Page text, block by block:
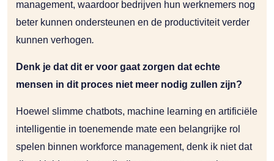
management, waardoor bedrijven hun werknemers nog
beter kunnen ondersteunen en de productiviteit verder
kunnen verhogen.
Denk je dat dit er voor gaat zorgen dat echte
mensen in dit proces niet meer nodig zullen zijn?
Hoewel slimme chatbots, machine learning en artificiële
intelligentie in toenemende mate een belangrijke rol
spelen binnen workforce management, denk ik niet dat